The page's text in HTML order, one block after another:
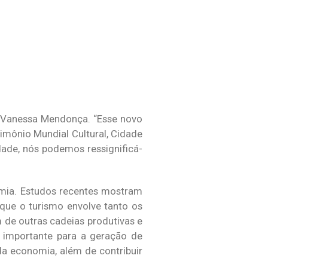
Mendonça. “Esse novo
Mundial Cultural, Cidade
nós podemos ressignificá-
Estudos recentes mostram
o turismo envolve tanto os
outras cadeias produtivas e
para a geração de
economia, além de contribuir